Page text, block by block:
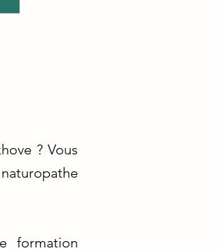
? Vous
formation